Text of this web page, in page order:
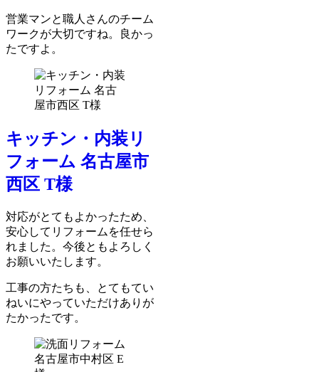
営業マンと職人さんのチーム
ワークが大切ですね。良かっ
たですよ。
キッチン・内装リ
フォーム 名古屋市
西区 T様
対応がとてもよかったため、
安心してリフォームを任せら
れました。今後ともよろしく
お願いいたします。
工事の方たちも、とてもてい
ねいにやっていただけありが
たかったです。